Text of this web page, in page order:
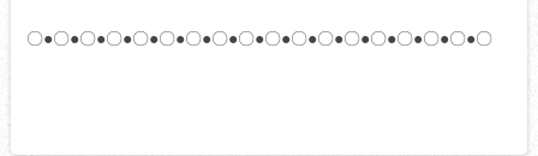
〇●〇●〇●〇●〇●〇●〇●〇●〇●〇●〇●〇●〇●〇●〇●〇●〇●〇